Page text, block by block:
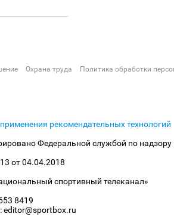
Охрана труда Политика обработки
рекомендательных технологий
Федеральной службой по надзору
от 04.04.2018
спортивный телеканал»
8419
editor@sportbox.ru